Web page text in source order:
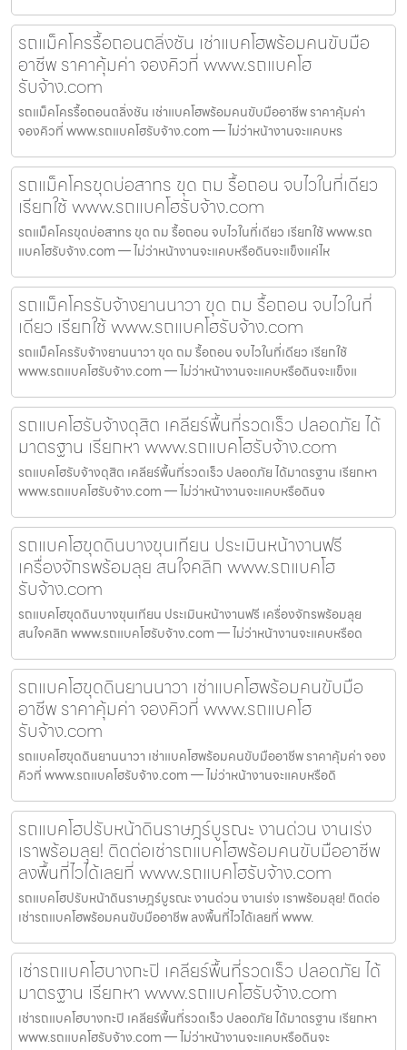
รถแม็คโครรื้อถอนตลิ่งชัน เช่าแบคโฮพร้อมคนขับมือ
อาชีพ ราคาคุ้มค่า จองคิวที่ www.รถแบคโฮ
รับจ้าง.com
รถแม็คโครรื้อถอนตลิ่งชัน เช่าแบคโฮพร้อมคนขับมืออาชีพ ราคาคุ้มค่า
จองคิวที่ www.รถแบคโฮรับจ้าง.com — ไม่ว่าหน้างานจะแคบหร
รถแม็คโครขุดบ่อสาทร ขุด ถม รื้อถอน จบไวในที่เดียว
เรียกใช้ www.รถแบคโฮรับจ้าง.com
รถแม็คโครขุดบ่อสาทร ขุด ถม รื้อถอน จบไวในที่เดียว เรียกใช้ www.รถ
แบคโฮรับจ้าง.com — ไม่ว่าหน้างานจะแคบหรือดินจะแข็งแค่ไห
รถแม็คโครรับจ้างยานนาวา ขุด ถม รื้อถอน จบไวในที่
เดียว เรียกใช้ www.รถแบคโฮรับจ้าง.com
รถแม็คโครรับจ้างยานนาวา ขุด ถม รื้อถอน จบไวในที่เดียว เรียกใช้
www.รถแบคโฮรับจ้าง.com — ไม่ว่าหน้างานจะแคบหรือดินจะแข็งแ
รถแบคโฮรับจ้างดุสิต เคลียร์พื้นที่รวดเร็ว ปลอดภัย ได้
มาตรฐาน เรียกหา www.รถแบคโฮรับจ้าง.com
รถแบคโฮรับจ้างดุสิต เคลียร์พื้นที่รวดเร็ว ปลอดภัย ได้มาตรฐาน เรียกหา
www.รถแบคโฮรับจ้าง.com — ไม่ว่าหน้างานจะแคบหรือดินจ
รถแบคโฮขุดดินบางขุนเทียน ประเมินหน้างานฟรี
เครื่องจักรพร้อมลุย สนใจคลิก www.รถแบคโฮ
รับจ้าง.com
รถแบคโฮขุดดินบางขุนเทียน ประเมินหน้างานฟรี เครื่องจักรพร้อมลุย
สนใจคลิก www.รถแบคโฮรับจ้าง.com — ไม่ว่าหน้างานจะแคบหรือด
รถแบคโฮขุดดินยานนาวา เช่าแบคโฮพร้อมคนขับมือ
อาชีพ ราคาคุ้มค่า จองคิวที่ www.รถแบคโฮ
รับจ้าง.com
รถแบคโฮขุดดินยานนาวา เช่าแบคโฮพร้อมคนขับมืออาชีพ ราคาคุ้มค่า จอง
คิวที่ www.รถแบคโฮรับจ้าง.com — ไม่ว่าหน้างานจะแคบหรือดิ
รถแบคโฮปรับหน้าดินราษฎร์บูรณะ งานด่วน งานเร่ง
เราพร้อมลุย! ติดต่อเช่ารถแบคโฮพร้อมคนขับมืออาชีพ
ลงพื้นที่ไวได้เลยที่ www.รถแบคโฮรับจ้าง.com
รถแบคโฮปรับหน้าดินราษฎร์บูรณะ งานด่วน งานเร่ง เราพร้อมลุย! ติดต่อ
เช่ารถแบคโฮพร้อมคนขับมืออาชีพ ลงพื้นที่ไวได้เลยที่ www.
เช่ารถแบคโฮบางกะปิ เคลียร์พื้นที่รวดเร็ว ปลอดภัย ได้
มาตรฐาน เรียกหา www.รถแบคโฮรับจ้าง.com
เช่ารถแบคโฮบางกะปิ เคลียร์พื้นที่รวดเร็ว ปลอดภัย ได้มาตรฐาน เรียกหา
www.รถแบคโฮรับจ้าง.com — ไม่ว่าหน้างานจะแคบหรือดินจะ